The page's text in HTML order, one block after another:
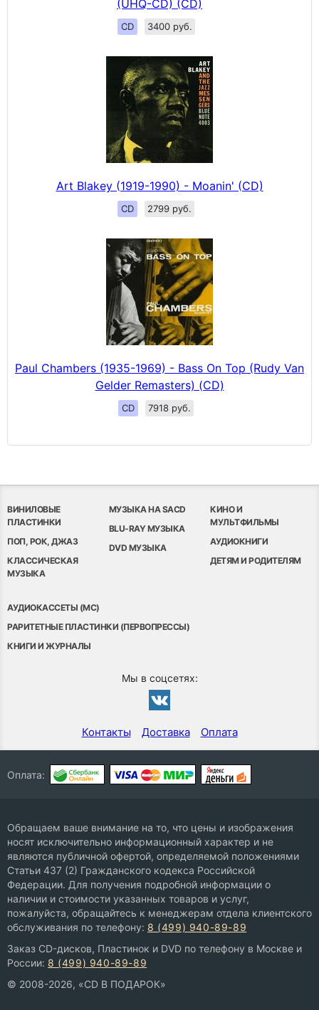
(UHQ-CD) (CD)
CD 3400 руб.
Art Blakey (1919-1990) - Moanin' (CD)
CD 2799 руб.
Paul Chambers (1935-1969) - Bass On Top (Rudy Van
Gelder Remasters) (CD)
CD 7918 руб.
ВИНИЛОВЫЕ
ПЛАСТИНКИ
ПОП, РОК, ДЖАЗ
КЛАССИЧЕСКАЯ
МУЗЫКА
МУЗЫКА НА SACD
BLU-RAY МУЗЫКА
DVD МУЗЫКА
КИНО И
МУЛЬТФИЛЬМЫ
АУДИОКНИГИ
ДЕТЯМ И РОДИТЕЛЯМ
АУДИОКАССЕТЫ (MC)
РАРИТЕТНЫЕ ПЛАСТИНКИ (ПЕРВОПРЕССЫ)
КНИГИ И ЖУРНАЛЫ
Мы в соцсетях:
Контакты Доставка Оплата
Оплата:
Обращаем ваше внимание на то, что цены и изображения
носят исключительно информационный характер и не
являются публичной офертой, определяемой положениями
Статьи 437 (2) Гражданского кодекса Российской
Федерации. Для получения подробной информации о
наличии и стоимости указанных товаров и услуг,
пожалуйста, обращайтесь к менеджерам отдела клиентского
обслуживания по телефону: 8 (499) 940-89-89
Заказ CD-дисков, Пластинок и DVD по телефону в Москве и
России: 8 (499) 940-89-89
© 2008-2026, «CD В ПОДАРОК»